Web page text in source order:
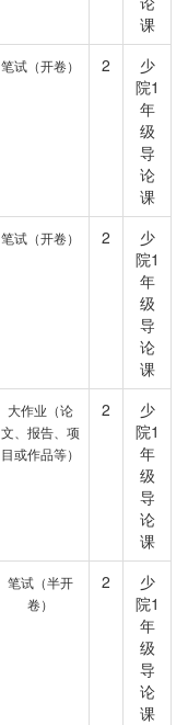
课
笔试（开卷） 2
少
院1
年
级
导
论
课
笔试（开卷） 2
少
院1
年
级
导
论
课
大作业（论
文、报告、项
目或作品等）
2
少
院1
年
级
导
论
课
笔试（半开
卷）
2
少
院1
年
级
导
论
课